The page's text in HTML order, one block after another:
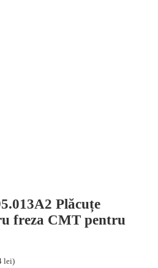
Plăcuțe
freza CMT pentru
lei)